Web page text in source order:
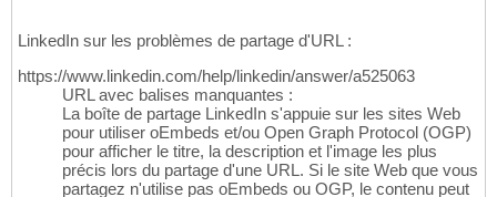
LinkedIn sur les problèmes de partage d'URL :
https://www.linkedin.com/help/linkedin/answer/a525063
URL avec balises manquantes :
La boîte de partage LinkedIn s'appuie sur les sites Web
pour utiliser oEmbeds et/ou Open Graph Protocol (OGP)
pour afficher le titre, la description et l'image les plus
précis lors du partage d'une URL. Si le site Web que vous
partagez n'utilise pas oEmbeds ou OGP, le contenu peut